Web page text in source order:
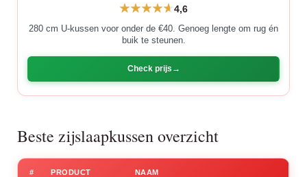
4,6
280 cm U-kussen voor onder de €40. Genoeg lengte om rug én
buik te steunen.
Check prijs
Beste zijslaapkussen overzicht
# PRODUCT NAAM